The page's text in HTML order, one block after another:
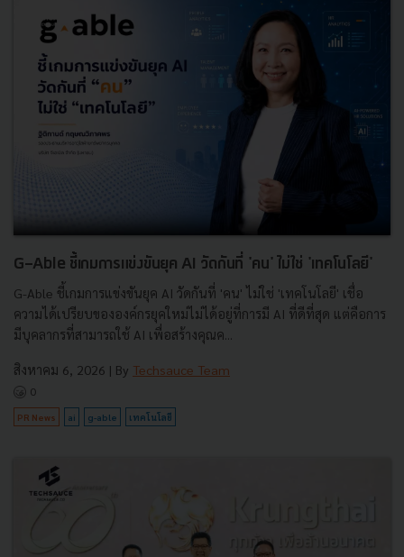
G-Able ชี้เกมการแข่งขันยุค AI วัดกันที่ 'คน' ไม่ใช่ 'เทคโนโลยี'
G-Able ชี้เกมการแข่งขันยุค AI วัดกันที่ 'คน' ไม่ใช่ 'เทคโนโลยี' เชื่อ
ความได้เปรียบขององค์กรยุคใหม่ไม่ได้อยู่ที่การมี AI ที่ดีที่สุด แต่คือการ
มีบุคลากรที่สามารถใช้ AI เพื่อสร้างคุณค...
สิงหาคม 6, 2026 | By Techsauce Team
0
PR News ai g-able เทคโนโลยี